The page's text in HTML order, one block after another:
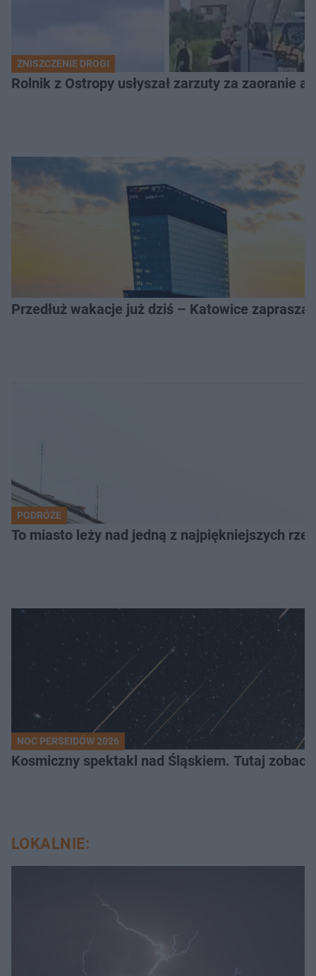
ZNISZCZENIE DROGI
Rolnik z Ostropy usłyszał zarzuty za zaoranie
Przedłuż wakacje już dziś – Katowice
PODRÓŻE
To miasto leży nad jedną z najpiękniejszych
NOC PERSEIDÓW 2026
Kosmiczny spektakl nad Śląskiem. Tutaj
LOKALNIE: